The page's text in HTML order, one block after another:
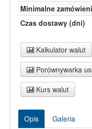
Minimalne
Czas dostawy (dni)
Kalkulator walut
Porównywarka
Kurs walut
Opis Galeria